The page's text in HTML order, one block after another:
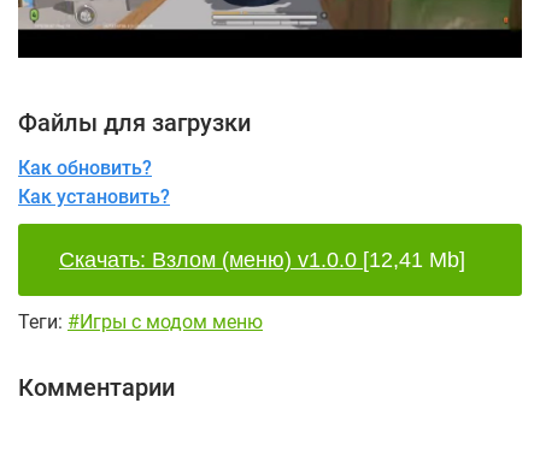
Файлы для загрузки
Как обновить?
Как установить?
Скачать: Взлом (меню) v1.0.0 [12,41 Mb]
Теги: #Игры с модом меню
Комментарии